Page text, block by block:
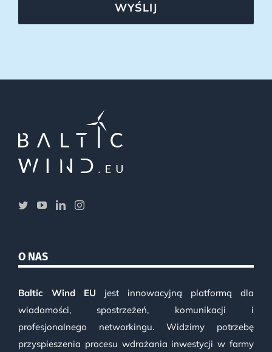
WYŚLIJ
O NAS
Baltic Wind EU jest innowacyjną platformą dla
wiadomości, spostrzeżeń, komunikacji i
profesjonalnego networkingu. Widzimy potrzebę
przyspieszenia procesu wdrażania inwestycji w farmy